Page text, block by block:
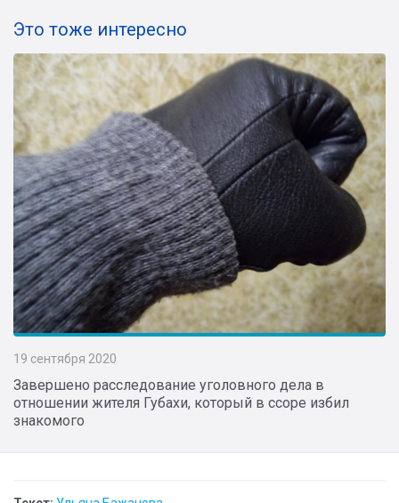
Это тоже интересно
19 сентября 2020
Завершено расследование уголовного дела в
отношении жителя Губахи, который в ссоре избил
знакомого